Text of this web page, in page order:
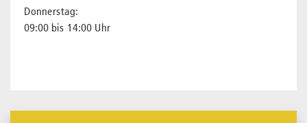
Donnerstag:
09:00 bis 14:00 Uhr